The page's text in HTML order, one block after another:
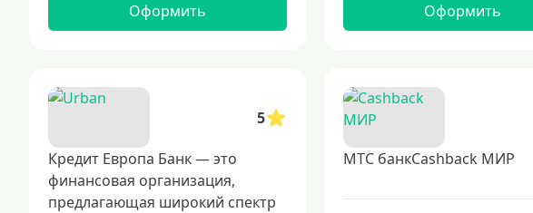
Оформить Оформить
5
Кредит Европа Банк — это
финансовая организация,
предлагающая широкий спектр
МТС банкCashback МИР